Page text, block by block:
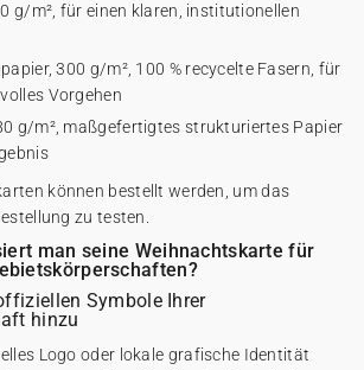
g/m², für einen klaren, institutionellen
300 g/m², 100 % recycelte Fasern, für
Vorgehen
g/m², maßgefertigtes strukturiertes Papier
können bestellt werden, um das
zu testen.
man seine Weihnachtskarte für
Symbole Ihrer
hinzu
Logo oder lokale grafische Identität